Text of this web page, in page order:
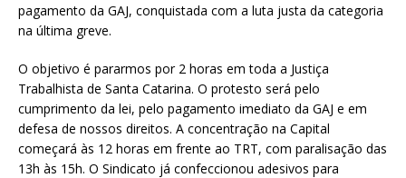
pagamento da GAJ, conquistada com a luta justa da categoria
na última greve.
O objetivo é pararmos por 2 horas em toda a Justiça
Trabalhista de Santa Catarina. O protesto será pelo
cumprimento da lei, pelo pagamento imediato da GAJ e em
defesa de nossos direitos. A concentração na Capital
começará às 12 horas em frente ao TRT, com paralisação das
13h às 15h. O Sindicato já confeccionou adesivos para